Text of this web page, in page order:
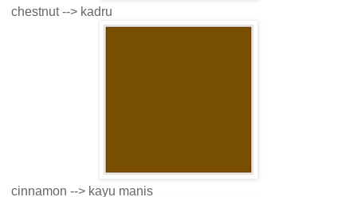
chestnut --> kadru
cinnamon --> kayu manis